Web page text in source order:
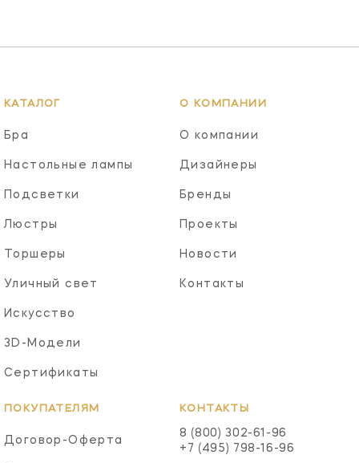
КАТАЛОГ
Бра
Настольные лампы
Подсветки
Люстры
Торшеры
Уличный свет
Искусство
3D-Модели
Сертификаты
О КОМПАНИИ
О компании
Дизайнеры
Бренды
Проекты
Новости
Контакты
ПОКУПАТЕЛЯМ
Договор-Оферта
КОНТАКТЫ
8 (800) 302-61-96
+7 (495) 798-16-96